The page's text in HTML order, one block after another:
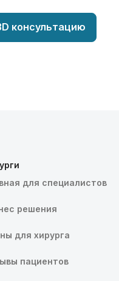
консультацию
для специалистов
решения
для хирурга
пациентов